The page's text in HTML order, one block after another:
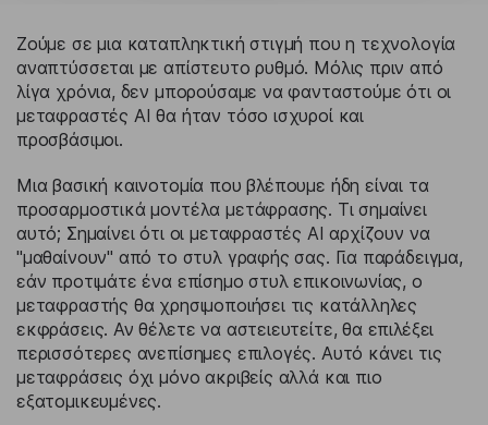
Ζούμε σε μια καταπληκτική στιγμή που η τεχνολογία
αναπτύσσεται με απίστευτο ρυθμό. Μόλις πριν από
λίγα χρόνια, δεν μπορούσαμε να φανταστούμε ότι οι
μεταφραστές AI θα ήταν τόσο ισχυροί και
προσβάσιμοι.
Μια βασική καινοτομία που βλέπουμε ήδη είναι τα
προσαρμοστικά μοντέλα μετάφρασης. Τι σημαίνει
αυτό; Σημαίνει ότι οι μεταφραστές AI αρχίζουν να
"μαθαίνουν" από το στυλ γραφής σας. Για παράδειγμα,
εάν προτιμάτε ένα επίσημο στυλ επικοινωνίας, ο
μεταφραστής θα χρησιμοποιήσει τις κατάλληλες
εκφράσεις. Αν θέλετε να αστειευτείτε, θα επιλέξει
περισσότερες ανεπίσημες επιλογές. Αυτό κάνει τις
μεταφράσεις όχι μόνο ακριβείς αλλά και πιο
εξατομικευμένες.